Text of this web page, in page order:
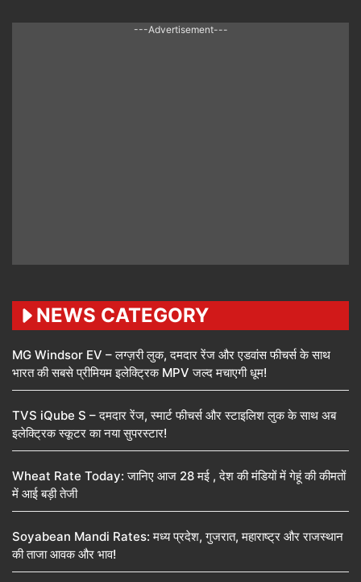
---Advertisement---
NEWS CATEGORY
MG Windsor EV – लग्ज़री लुक, दमदार रेंज और एडवांस फीचर्स के साथ
भारत की सबसे प्रीमियम इलेक्ट्रिक MPV जल्द मचाएगी धूम!
TVS iQube S – दमदार रेंज, स्मार्ट फीचर्स और स्टाइलिश लुक के साथ अब
इलेक्ट्रिक स्कूटर का नया सुपरस्टार!
Wheat Rate Today: जानिए आज 28 मई , देश की मंडियों में गेहूं की कीमतों
में आई बड़ी तेजी
Soyabean Mandi Rates: मध्य प्रदेश, गुजरात, महाराष्ट्र और राजस्थान
की ताजा आवक और भाव!